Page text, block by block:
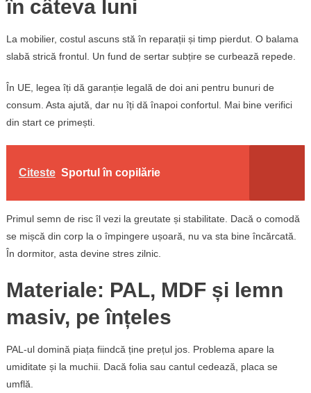
în câteva luni
La mobilier, costul ascuns stă în reparații și timp pierdut. O balama
slabă strică frontul. Un fund de sertar subțire se curbează repede.
În UE, legea îți dă garanție legală de doi ani pentru bunuri de
consum. Asta ajută, dar nu îți dă înapoi confortul. Mai bine verifici
din start ce primești.
Citeste Sportul în copilărie
Primul semn de risc îl vezi la greutate și stabilitate. Dacă o comodă
se mișcă din corp la o împingere ușoară, nu va sta bine încărcată.
În dormitor, asta devine stres zilnic.
Materiale: PAL, MDF și lemn
masiv, pe înțeles
PAL-ul domină piața fiindcă ține prețul jos. Problema apare la
umiditate și la muchii. Dacă folia sau cantul cedează, placa se
umflă.